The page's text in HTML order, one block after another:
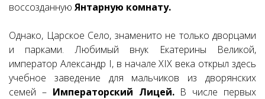
воссозданную Янтарную комнату.
Однако, Царское Село, знаменито не только дворцами
и парками. Любимый внук Екатерины Великой,
император Александр I, в начале XIX века открыл здесь
учебное заведение для мальчиков из дворянских
семей – Императорский Лицей.В числе первых